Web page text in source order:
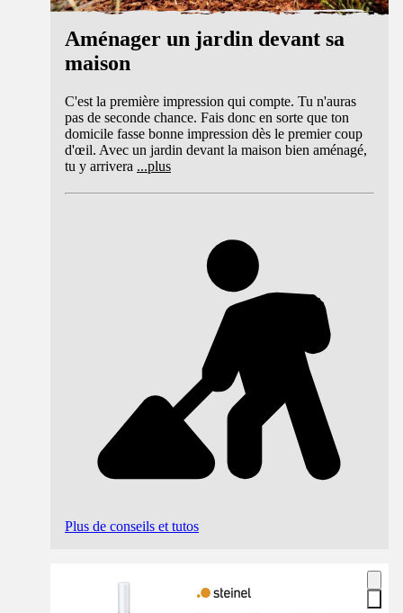
Aménager un jardin devant sa
maison
C'est la première impression qui compte. Tu n'auras
pas de seconde chance. Fais donc en sorte que ton
domicile fasse bonne impression dès le premier coup
d'œil. Avec un jardin devant la maison bien aménagé,
tu y arrivera ...plus
Plus de conseils et tutos